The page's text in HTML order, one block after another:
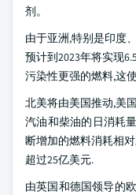
剂。
由于亚洲,特别是印度
预计到2023年将实现
污染性更强的燃料,这
北美将由美国推动,美
汽油和柴油的日消耗
断增加的燃料消耗相
超过25亿美元.
由英国和德国领导的